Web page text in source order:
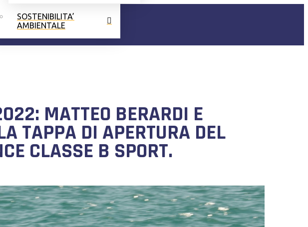
SOSTENIBILITA’
AMBIENTALE
MATTEO BERARDI E
TAPPA DI APERTURA DEL
CLASSE B SPORT.